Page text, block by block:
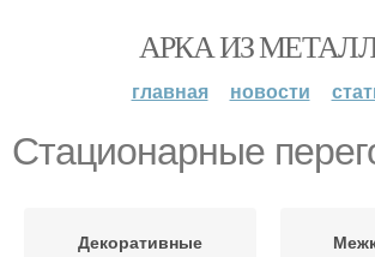
АРКА ИЗ
главная новости
Стационарные
Декоративные